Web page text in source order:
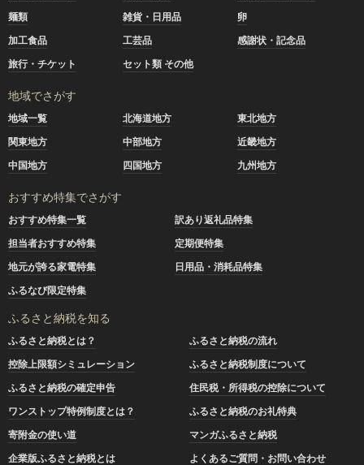
麺類
雑貨・日用品
卵
加工食品
工芸品
感謝状・記念品
旅行・チケット
セット類 その他
地域でさがす
地域一覧 北海道地方
東北地方
関東地方
中部地方
近畿地方
中国地方
四国地方 九州地方
おすすめ特集でさがす
おすすめ特集一覧
訳あり返礼品特集
担当者おすすめ特集
定期便特集
地元が誇る家電特集
日用品・消耗品特集
ふるなび限定特集
ふるさと納税を知る
ふるさと納税とは？
ふるさと納税の流れ
控除上限額シミュレーション
ふるさと納税制度について
ふるさと納税の確定申告
住民税・所得税の控除について
ワンストップ特例制度とは？
ふるさと納税のお礼特典
寄附金の使い道
マンガふるさと納税
企業版ふるさと納税とは
よくあるご質問・お問い合わせ